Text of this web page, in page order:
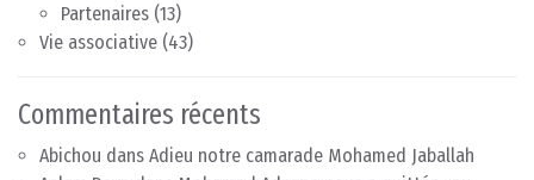
Partenaires (13)
Vie associative (43)
Commentaires récents
Abichou dans Adieu notre camarade Mohamed Jaballah